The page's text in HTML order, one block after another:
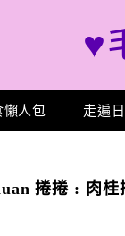
♥
懶人包 走遍
捲捲 : 肉